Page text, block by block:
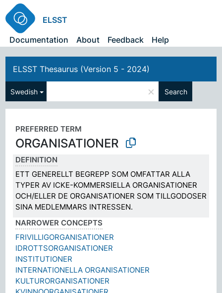
ELSST
Documentation
About Feedback Help
ELSST Thesaurus (Version 5 - 2024)
Swedish × Search
PREFERRED TERM
ORGANISATIONER
DEFINITION
ETT GENERELLT BEGREPP SOM OMFATTAR ALLA
TYPER AV ICKE-KOMMERSIELLA ORGANISATIONER
OCH/ELLER DE ORGANISATIONER SOM TILLGODOSER
SINA MEDLEMMARS INTRESSEN.
NARROWER CONCEPTS
FRIVILLIGORGANISATIONER
IDROTTSORGANISATIONER
INSTITUTIONER
INTERNATIONELLA ORGANISATIONER
KULTURORGANISATIONER